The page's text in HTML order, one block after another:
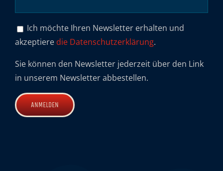
Ich möchte Ihren Newsletter erhalten und
akzeptiere die Datenschutzerklärung.
Sie können den Newsletter jederzeit über den Link
in unserem Newsletter abbestellen.